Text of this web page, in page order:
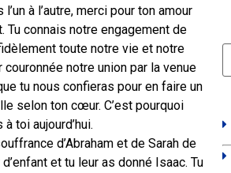
à l’autre, merci pour ton amour
Tu connais notre engagement de
toute notre vie et notre
notre union par la venue
tu nous confieras pour en faire un
selon ton cœur. C’est pourquoi
toi aujourd’hui.
d’Abraham et de Sarah de
et tu leur as donné Isaac. Tu